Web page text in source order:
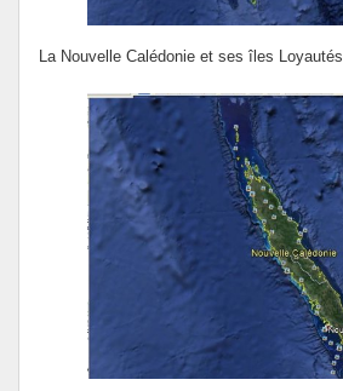
La Nouvelle Calédonie et ses îles Loyautés